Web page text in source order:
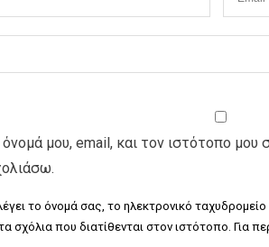
μου, email, και τον ιστότοπο μου
το όνομά σας, το ηλεκτρονικό
σχόλια που διατίθενται στον ιστότοπο. Για